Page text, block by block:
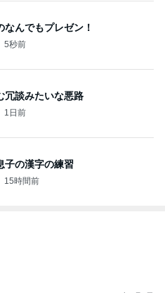
なんでもプレゼン！
5秒前
冗談みたいな悪路
1日前
子の漢字の練習
15時間前